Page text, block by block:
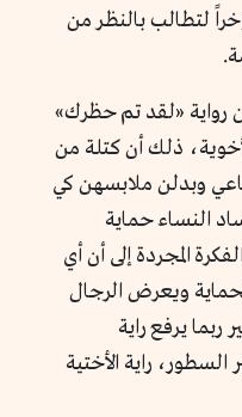
لتطالب بالنظر من
رواية «لقد تم حظرك»
ذلك أن كتلة من
وبدلن ملابسهن كي
النساء حماية
المجردة إلى أن أي
ويعرض الرجال
ربما يرفع راية
راية الأختية